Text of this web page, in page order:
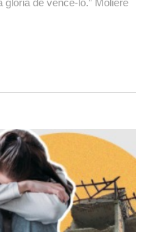
glória de vencê-lo.” Molière